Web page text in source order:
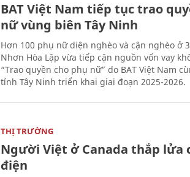
BAT Việt Nam tiếp tục trao
nữ vùng biên Tây Ninh
Hơn 100 phụ nữ diện nghèo và cận nghèo ở
Nhơn Hòa Lập vừa tiếp cận nguồn vốn vay
“Trao quyền cho phụ nữ” do BAT Việt Nam
tỉnh Tây Ninh triển khai giai đoạn 2025-2026.
THỊ TRƯỜNG
Người Việt ở Canada thắp lửa
điện